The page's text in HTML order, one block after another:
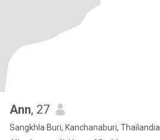
Ann, 27
Sangkhla Buri, Kanchanaburi, Thailandia